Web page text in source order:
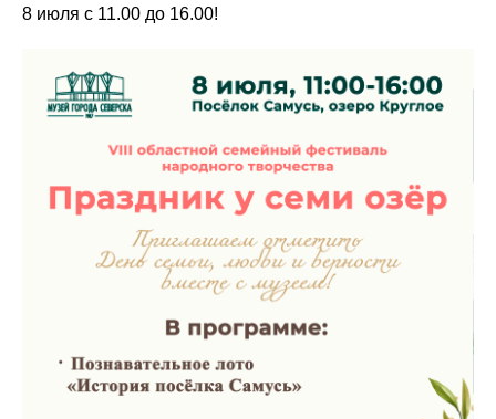
8 июля с 11.00 до 16.00!